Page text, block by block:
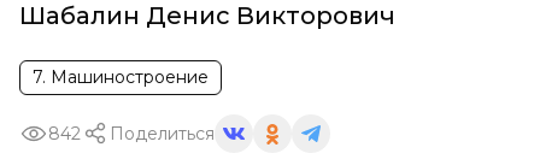
Шабалин Денис Викторович
7. Машиностроение
842 Поделиться